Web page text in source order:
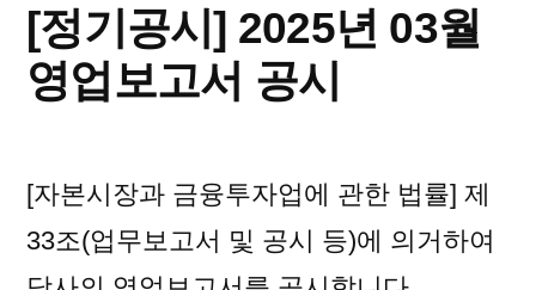
[정기공시] 2025년 03월
영업보고서 공시
[자본시장과 금융투자업에 관한 법률] 제
33조(업무보고서 및 공시 등)에 의거하여